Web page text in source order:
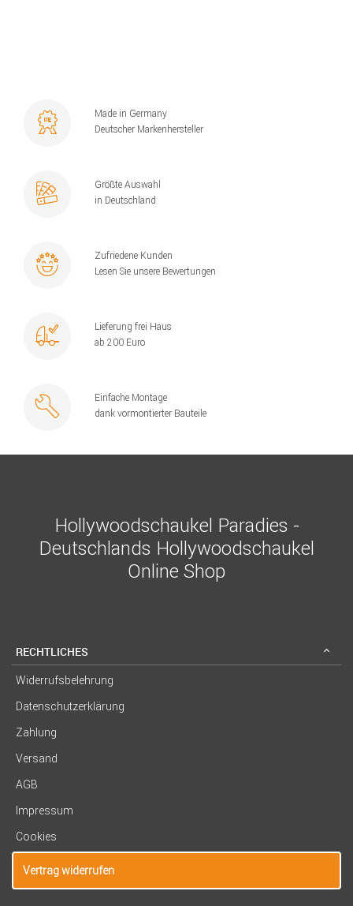
Made in Germany
Deutscher Markenhersteller
Größte Auswahl
in Deutschland
Zufriedene Kunden
Lesen Sie unsere Bewertungen
Lieferung frei Haus
ab 200 Euro
Einfache Montage
dank vormontierter Bauteile
Hollywoodschaukel Paradies -
Deutschlands Hollywoodschaukel
Online Shop
RECHTLICHES
Widerrufsbelehrung
Datenschutzerklärung
Zahlung
Versand
AGB
Impressum
Cookies
Vertrag widerrufen